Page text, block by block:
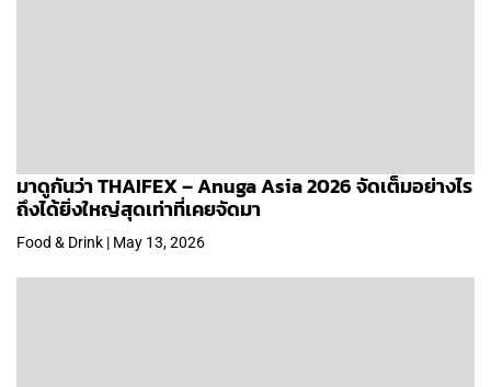
มาดูกันว่า THAIFEX – Anuga Asia 2026 จัดเต็มอย่างไร
ถึงได้ยิ่งใหญ่สุดเท่าที่เคยจัดมา
Food & Drink | May 13, 2026